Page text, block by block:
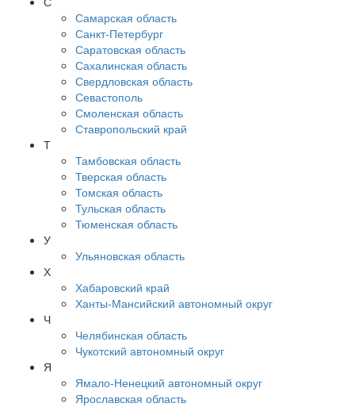
Самарская область
Санкт-Петербург
Саратовская область
Сахалинская область
Свердловская область
Севастополь
Смоленская область
Ставропольский край
Т
Тамбовская область
Тверская область
Томская область
Тульская область
Тюменская область
У
Ульяновская область
Х
Хабаровский край
Ханты-Мансийский автономный округ
Ч
Челябинская область
Чукотский автономный округ
Я
Ямало-Ненецкий автономный округ
Ярославская область